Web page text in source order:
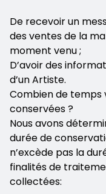
De recevoir un
des ventes de la
moment venu ;
D’avoir des
d’un Artiste.
Combien de temps
conservées ?
Nous avons
durée de
n’excède pas la
finalités de
collectées: